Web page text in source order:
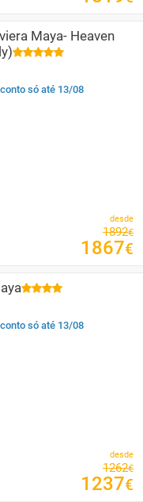
Maya- Heaven
só até 13/08
desde
1892€
1867€
só até 13/08
desde
1262€
1237€